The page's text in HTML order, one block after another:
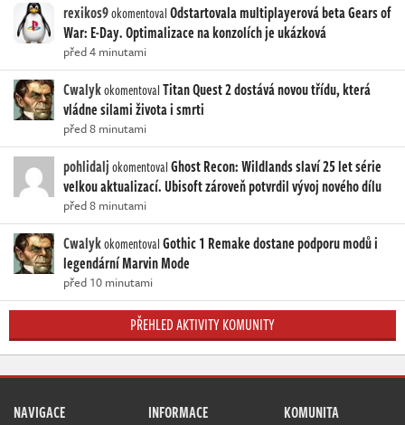
rexikos9okomentovalOdstartovala multiplayerová beta Gears of
War: E-Day. Optimalizace na konzolích je ukázková
před 4 minutami
CwalykokomentovalTitan Quest 2 dostává novou třídu, která
vládne silami života i smrti
před 8 minutami
pohlidaljokomentovalGhost Recon: Wildlands slaví 25 let série
velkou aktualizací. Ubisoft zároveň potvrdil vývoj nového dílu
před 8 minutami
CwalykokomentovalGothic 1 Remake dostane podporu modů i
legendární Marvin Mode
před 10 minutami
PŘEHLED AKTIVITY KOMUNITY
NAVIGACE INFORMACE KOMUNITA